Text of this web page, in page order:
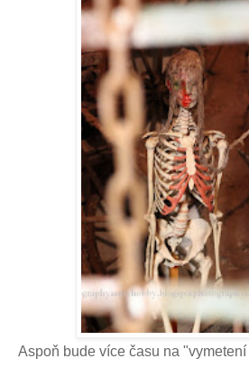
Aspoň bude více času na